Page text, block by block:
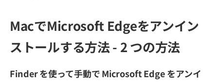
MacでMicrosoft Edgeをアンイン
ストールする方法 - 2 つの方法
Finder を使って手動で Microsoft Edge をアンイ